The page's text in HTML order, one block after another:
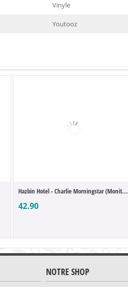
Vinyle
Youtooz
Hazbin Hotel - Charlie Morningstar (Monit...
42.90
NOTRE SHOP